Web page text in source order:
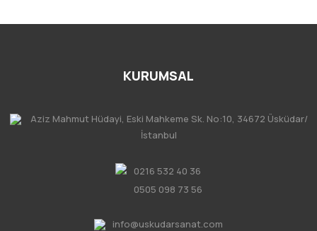
KURUMSAL
Aziz Mahmut Hüdayi, Eski Mahkeme Sk. No:10, 34672 Üsküdar/
İstanbul
0216 532 40 36
0505 098 73 56
info@uskudarsanat.com